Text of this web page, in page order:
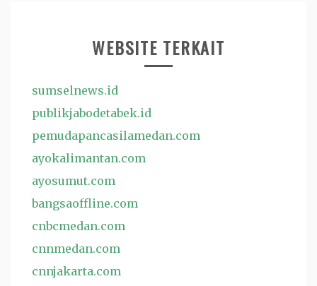
WEBSITE TERKAIT
sumselnews.id
publikjabodetabek.id
pemudapancasilamedan.com
ayokalimantan.com
ayosumut.com
bangsaoffline.com
cnbcmedan.com
cnnmedan.com
cnnjakarta.com